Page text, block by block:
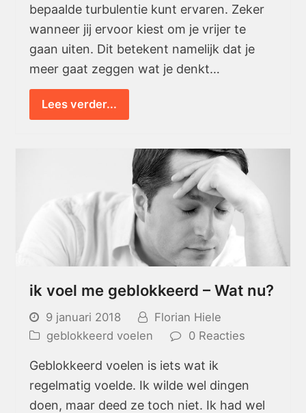
bepaalde turbulentie kunt ervaren. Zeker
wanneer jij ervoor kiest om je vrijer te
gaan uiten. Dit betekent namelijk dat je
meer gaat zeggen wat je denkt…
Lees verder...
ik voel me geblokkeerd – Wat nu?
9 januari 2018
Florian Hiele
geblokkeerd voelen
0 Reacties
Geblokkeerd voelen is iets wat ik
regelmatig voelde. Ik wilde wel dingen
doen, maar deed ze toch niet. Ik had wel